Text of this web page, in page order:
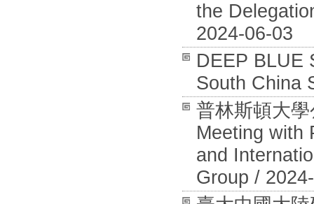
the
2024-06-03
DEEP BLUE
South China
普林斯頓大
Meeting with
and
Group /